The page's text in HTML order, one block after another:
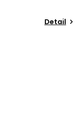
Detail